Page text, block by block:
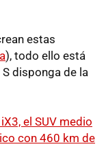
estas
), todo ello está
disponga de la
el SUV medio
con 460 km de